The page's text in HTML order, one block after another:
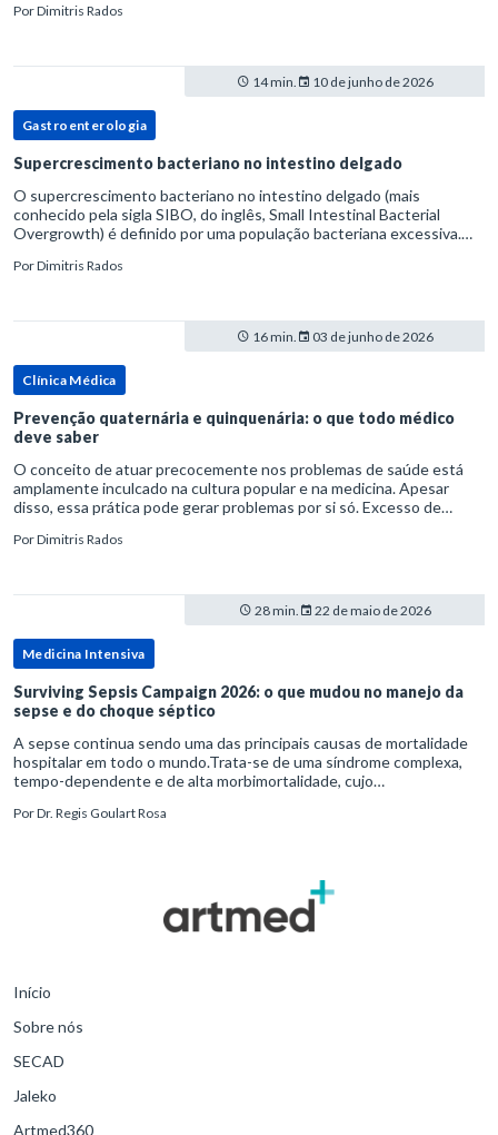
PorDimitris Rados
14 min. 10 de junho de 2026
Gastroenterologia
Supercrescimento bacteriano no intestino delgado
O supercrescimento bacteriano no intestino delgado (mais
conhecido pela sigla SIBO, do inglês, Small Intestinal Bacterial
Overgrowth) é definido por uma população bacteriana excessiva.
PorDimitris Rados
16 min. 03 de junho de 2026
Clínica Médica
Prevenção quaternária e quinquenária: o que todo médico
deve saber
O conceito de atuar precocemente nos problemas de saúde está
amplamente inculcado na cultura popular e na medicina. Apesar
disso, essa prática pode gerar problemas por si só. Excesso de
PorDimitris Rados
28 min. 22 de maio de 2026
Medicina Intensiva
Surviving Sepsis Campaign 2026: o que mudou no manejo da
sepse e do choque séptico
A sepse continua sendo uma das principais causas de mortalidade
hospitalar em todo o mundo.Trata-se de uma síndrome complexa,
tempo-dependente e de alta morbimortalidade, cujo
para o desfe
PorDr. Regis Goulart Rosa
Início
Sobre nós
SECAD
Jaleko
Artmed360